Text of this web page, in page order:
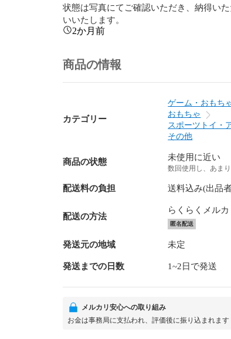
状態は写真にてご確認いただき、納得い
いいたします。
2か月前
商品の情報
カテゴリー
ゲーム・おもち
おもちゃ
スポーツトイ・
その他
商品の状態 未使用に近い
数回使用し、あま
配送料の負担 送料込み(出品
配送の方法
らくらくメルカ
匿名配送
発送元の地域 未定
発送までの日数 1~2日で発送
メルカリ安心への取り組み
お金は事務局に支払われ、評価後に振り込まれます